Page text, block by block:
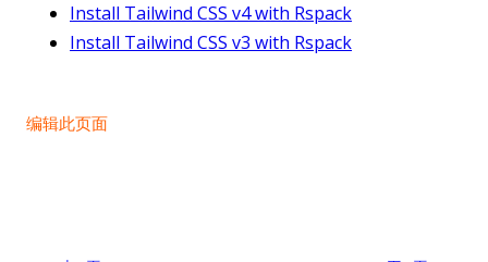
Install Tailwind CSS v4 with Rspack
Install Tailwind CSS v3 with Rspack
编辑此页面